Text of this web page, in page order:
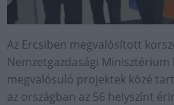
Az Ercsiben megvalósított
Nemzetgazdasági
megvalósuló projektek közé
az országban az 56 helyszínt